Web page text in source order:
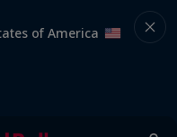
of America